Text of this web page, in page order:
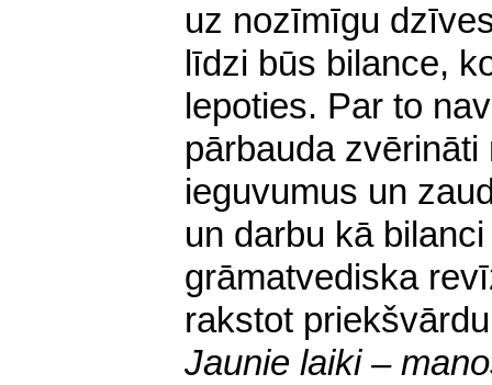
uz nozīmīgu
līdzi būs bilance,
lepoties. Par to
pārbauda
ieguvumus un
un darbu kā
grāmatvediska
rakstot
Jaunie laiki –